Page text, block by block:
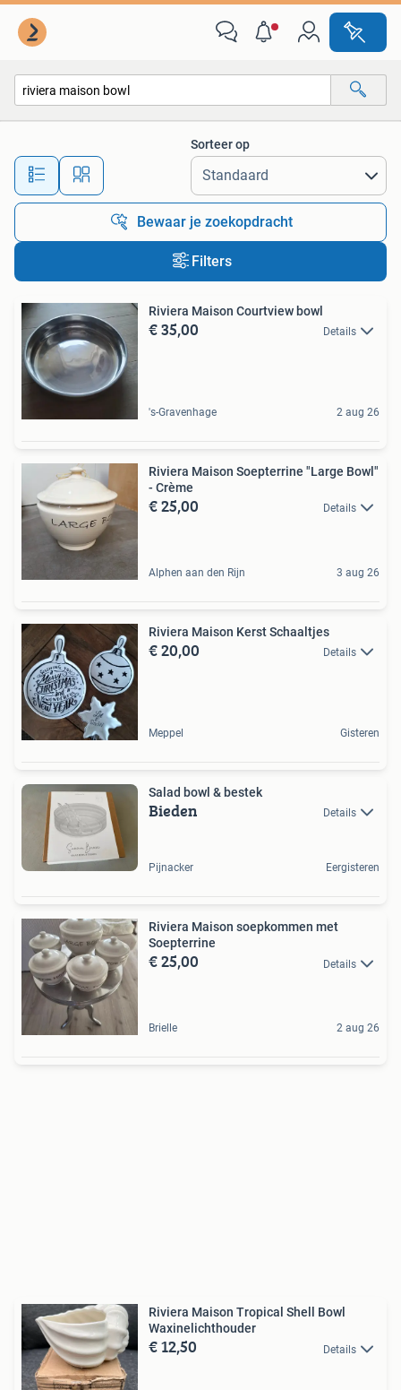
Alle afstanden…
Sorteer op
Bewaar je zoekopdracht
Filters
Riviera Maison Courtview bowl
€ 35,00 Details
's-Gravenhage 2 aug 26
Riviera Maison Soepterrine "Large Bowl"
- Crème
€ 25,00 Details
Alphen aan den Rijn 3 aug 26
Riviera Maison Kerst Schaaltjes
€ 20,00 Details
Meppel Gisteren
Salad bowl & bestek
Bieden Details
Pijnacker Eergisteren
Riviera Maison soepkommen met
Soepterrine
€ 25,00 Details
Brielle 2 aug 26
Riviera Maison Tropical Shell Bowl
Waxinelichthouder
€ 12,50 Details